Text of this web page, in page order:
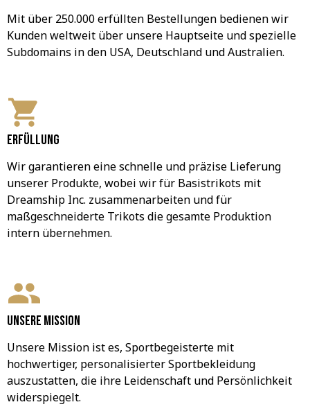
Mit über 250.000 erfüllten Bestellungen bedienen wir
Kunden weltweit über unsere Hauptseite und spezielle
Subdomains in den USA, Deutschland und Australien.
Erfüllung
Wir garantieren eine schnelle und präzise Lieferung
unserer Produkte, wobei wir für Basistrikots mit
Dreamship Inc. zusammenarbeiten und für
maßgeschneiderte Trikots die gesamte Produktion
intern übernehmen.
Unsere Mission
Unsere Mission ist es, Sportbegeisterte mit
hochwertiger, personalisierter Sportbekleidung
auszustatten, die ihre Leidenschaft und Persönlichkeit
widerspiegelt.